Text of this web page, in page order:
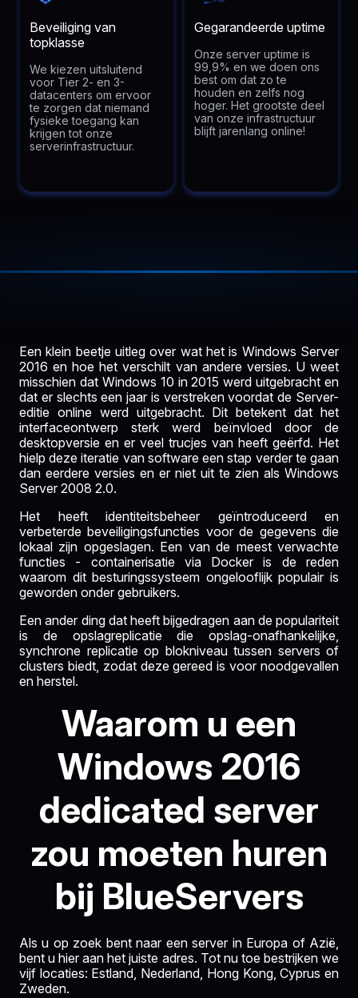
Beveiliging van
topklasse
We kiezen uitsluitend
voor Tier 2- en 3-
datacenters om ervoor
te zorgen dat niemand
fysieke toegang kan
krijgen tot onze
serverinfrastructuur.
Gegarandeerde uptime
Onze server uptime is
99,9% en we doen ons
best om dat zo te
houden en zelfs nog
hoger. Het grootste deel
van onze infrastructuur
blijft jarenlang online!
Een klein beetje uitleg over wat het is Windows Server
2016 en hoe het verschilt van andere versies. U weet
misschien dat Windows 10 in 2015 werd uitgebracht en
dat er slechts een jaar is verstreken voordat de Server-
editie online werd uitgebracht. Dit betekent dat het
interfaceontwerp sterk werd beïnvloed door de
desktopversie en er veel trucjes van heeft geërfd. Het
hielp deze iteratie van software een stap verder te gaan
dan eerdere versies en er niet uit te zien als Windows
Server 2008 2.0.
Het heeft identiteitsbeheer geïntroduceerd en
verbeterde beveiligingsfuncties voor de gegevens die
lokaal zijn opgeslagen. Een van de meest verwachte
functies - containerisatie via Docker is de reden
waarom dit besturingssysteem ongelooflijk populair is
geworden onder gebruikers.
Een ander ding dat heeft bijgedragen aan de populariteit
is de opslagreplicatie die opslag-onafhankelijke,
synchrone replicatie op blokniveau tussen servers of
clusters biedt, zodat deze gereed is voor noodgevallen
en herstel.
Waarom u een
Windows 2016
dedicated server
zou moeten huren
bij BlueServers
Als u op zoek bent naar een server in Europa of Azië,
bent u hier aan het juiste adres. Tot nu toe bestrijken we
vijf locaties: Estland, Nederland, Hong Kong, Cyprus en
Zweden.